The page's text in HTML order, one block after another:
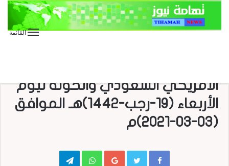
القائمة
الأمريكي السعودي والخونة ليوم
الأربعاء (19-رجب-1442)هـ الموافق
(03-03-2021)م
Google+
WhatsApp
Telegram